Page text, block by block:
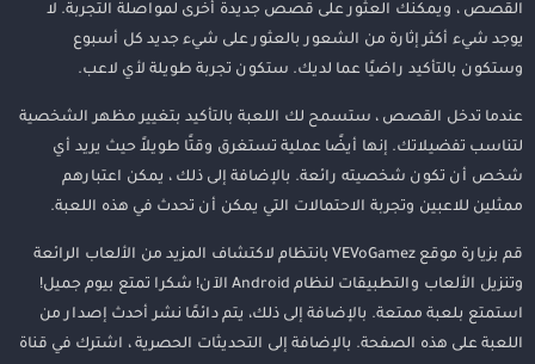
القصص ، ويمكنك العثور على قصص جديدة أخرى لمواصلة التجربة. لا
يوجد شيء أكثر إثارة من الشعور بالعثور على شيء جديد كل أسبوع
وستكون بالتأكيد راضيًا عما لديك. ستكون تجربة طويلة لأي لاعب.
عندما تدخل القصص ، ستسمح لك اللعبة بالتأكيد بتغيير مظهر الشخصية
لتناسب تفضيلاتك. إنها أيضًا عملية تستغرق وقتًا طويلاً حيث يريد أي
شخص أن تكون شخصيته رائعة. بالإضافة إلى ذلك ، يمكن اعتبارهم
ممثلين للاعبين وتجربة الاحتمالات التي يمكن أن تحدث في هذه اللعبة.
قم بزيارة موقع VEVoGamez بانتظام لاكتشاف المزيد من الألعاب الرائعة
وتنزيل الألعاب والتطبيقات لنظام Android الآن! شكرا تمتع بيوم جميل!
استمتع بلعبة ممتعة. بالإضافة إلى ذلك، يتم دائمًا نشر أحدث إصدار من
اللعبة على هذه الصفحة. بالإضافة إلى التحديثات الحصرية ، اشترك في قناة